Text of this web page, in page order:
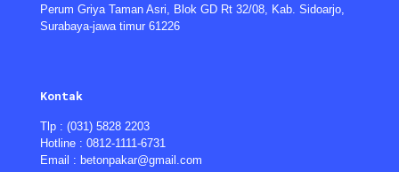
Perum Griya Taman Asri, Blok GD Rt 32/08, Kab. Sidoarjo,
Surabaya-jawa timur 61226
Kontak
Tlp : (031) 5828 2203
Hotline : 0812-1111-6731
Email : betonpakar@gmail.com